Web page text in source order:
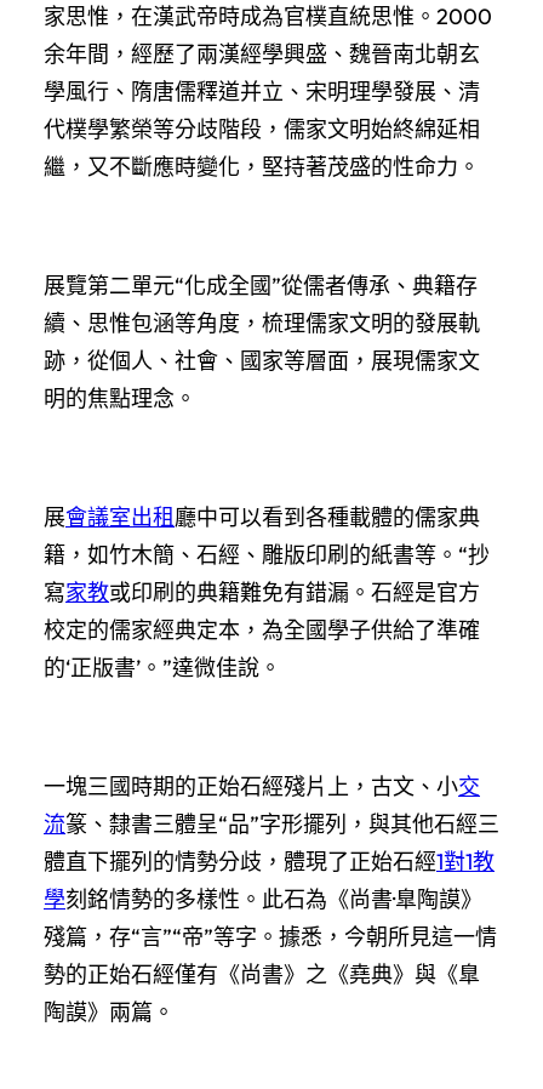
家思惟，在漢武帝時成為官樸直統思惟。2000
余年間，經歷了兩漢經學興盛、魏晉南北朝玄
學風行、隋唐儒釋道并立、宋明理學發展、清
代樸學繁榮等分歧階段，儒家文明始終綿延相
繼，又不斷應時變化，堅持著茂盛的性命力。
展覽第二單元“化成全國”從儒者傳承、典籍存
續、思惟包涵等角度，梳理儒家文明的發展軌
跡，從個人、社會、國家等層面，展現儒家文
明的焦點理念。
展會議室出租廳中可以看到各種載體的儒家典
籍，如竹木簡、石經、雕版印刷的紙書等。“抄
寫家教或印刷的典籍難免有錯漏。石經是官方
校定的儒家經典定本，為全國學子供給了準確
的‘正版書’。”達微佳說。
一塊三國時期的正始石經殘片上，古文、小交
流篆、隸書三體呈“品”字形擺列，與其他石經三
體直下擺列的情勢分歧，體現了正始石經1對1教
學刻銘情勢的多樣性。此石為《尚書·臯陶謨》
殘篇，存“言”“帝”等字。據悉，今朝所見這一情
勢的正始石經僅有《尚書》之《堯典》與《臯
陶謨》兩篇。